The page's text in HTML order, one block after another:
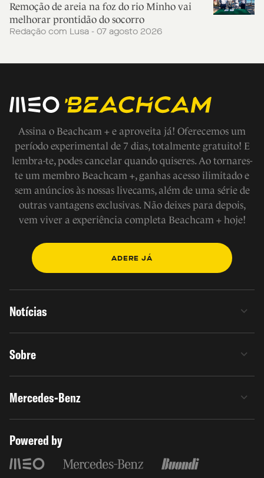
Remoção de areia na foz do rio Minho vai
melhorar prontidão do socorro
Redação com Lusa - 07 agosto 2026
Assina o Beachcam + e aproveita já! Oferecemos um
período experimental de 7 dias, totalmente gratuito! E
lembra-te, podes cancelar quando quiseres. Ao tornares-
te um membro Beachcam +, ganhas acesso ilimitado e
sem anúncios às nossas livecams, além de uma série de
outras vantagens exclusivas. Não deixes para depois,
vem viver a experiência completa Beachcam + hoje!
ADERE JÁ
Notícias
Sobre
Mercedes-Benz
Powered by